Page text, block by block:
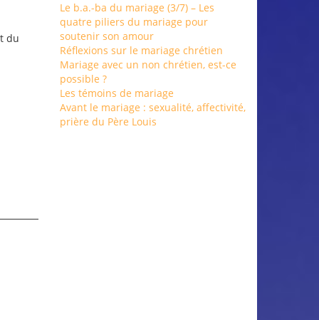
du
Le b.a.-ba du mariage (3/7) – Les
quatre piliers du mariage pour
soutenir son amour
Réflexions sur le mariage chrétien
Mariage avec un non chrétien, est-ce
possible ?
Les témoins de mariage
Avant le mariage : sexualité, affectivité,
prière du Père Louis